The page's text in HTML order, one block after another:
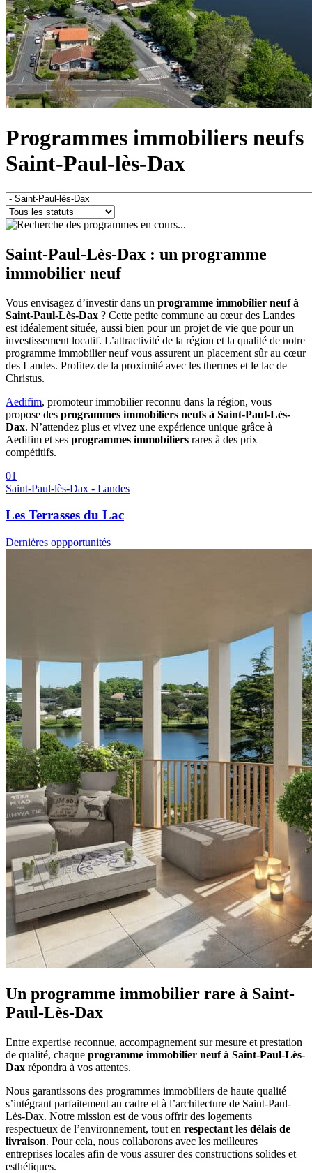
Programmes immobiliers neufs
Saint-Paul-lès-Dax
Saint-Paul-Lès-Dax : un programme
immobilier neuf
Vous envisagez d’investir dans un programme immobilier neuf à
Saint-Paul-Lès-Dax ? Cette petite commune au cœur des Landes
est idéalement située, aussi bien pour un projet de vie que pour un
investissement locatif. L’attractivité de la région et la qualité de notre
programme immobilier neuf vous assurent un placement sûr au cœur
des Landes. Profitez de la proximité avec les thermes et le lac de
Christus.
Aedifim, promoteur immobilier reconnu dans la région, vous
propose des programmes immobiliers neufs à Saint-Paul-Lès-
Dax. N’attendez plus et vivez une expérience unique grâce à
Aedifim et ses programmes immobiliers rares à des prix
compétitifs.
01
Saint-Paul-lès-Dax - Landes
Les Terrasses du Lac
Dernières oppportunités
Un programme immobilier rare à Saint-
Paul-Lès-Dax
Entre expertise reconnue, accompagnement sur mesure et prestation
de qualité, chaque programme immobilier neuf à Saint-Paul-Lès-
Dax répondra à vos attentes.
Nous garantissons des programmes immobiliers de haute qualité
s’intégrant parfaitement au cadre et à l’architecture de Saint-Paul-
Lès-Dax. Notre mission est de vous offrir des logements
respectueux de l’environnement, tout en respectant les délais de
livraison. Pour cela, nous collaborons avec les meilleures
entreprises locales afin de vous assurer des constructions solides et
esthétiques.